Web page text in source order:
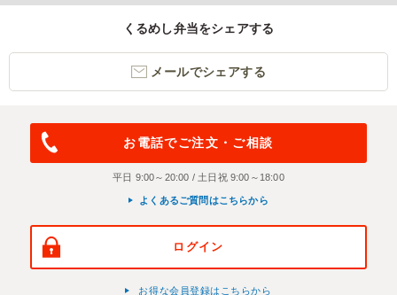
くるめし弁当をシェアする
メールでシェアする
お電話でご注文・ご相談
平日 9:00～20:00 / 土日祝 9:00～18:00
よくあるご質問はこちらから
ログイン
お得な会員登録はこちらから